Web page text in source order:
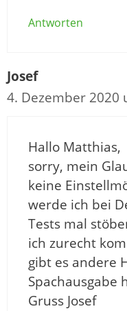
Antworten
Josef
4. Dezember 2020
Hallo Matthias,
sorry, mein
keine
werde ich bei
Tests mal
ich zurecht
gibt es andere
Spachausgabe
Gruss Josef